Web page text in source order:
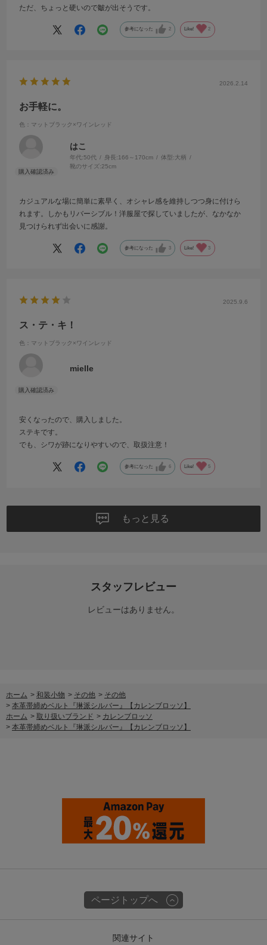
ただ、ちょっと硬いので皺が出そうです。
参考になった 2 Like! 2
2026.2.14
お手軽に。
色：マットブラック×ワインレッド
はこ
年代:50代 身長:166～170cm 体型:大柄
靴のサイズ:25cm
カジュアルな場に簡単に素早く、オシャレ感を維持しつつ身に付けら
れます。しかもリバーシブル！洋服屋で探していましたが、なかなか
見つけられず出会いに感謝。
参考になった 3 Like! 3
2025.9.6
ス・テ・キ！
色：マットブラック×ワインレッド
mielle
安くなったので、購入しました。
ステキです。
でも、シワが跡になりやすいので、取扱注意！
参考になった 6 Like! 5
もっと見る
スタッフレビュー
レビューはありません。
ホーム > 和装小物 > その他 > その他
> 本革帯締めベルト『琳派シルバー』【カレンブロッソ】
ホーム > 取り扱いブランド > カレンブロッソ
> 本革帯締めベルト『琳派シルバー』【カレンブロッソ】
ページトップへ
関連サイト